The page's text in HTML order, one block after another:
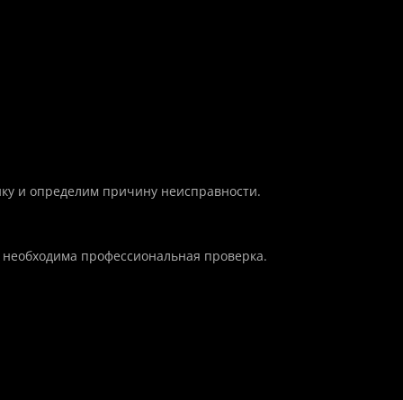
и определим причину неисправности.
необходима профессиональная проверка.